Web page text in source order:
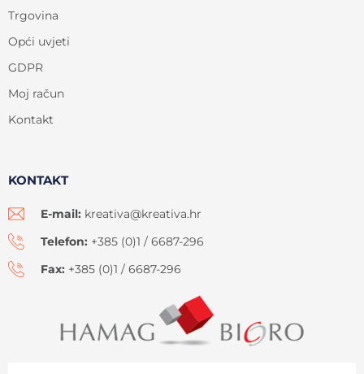
Trgovina
Opći uvjeti
GDPR
Moj račun
Kontakt
KONTAKT
E-mail: kreativa@kreativa.hr
Telefon: +385 (0)1 / 6687-296
Fax: +385 (0)1 / 6687-296